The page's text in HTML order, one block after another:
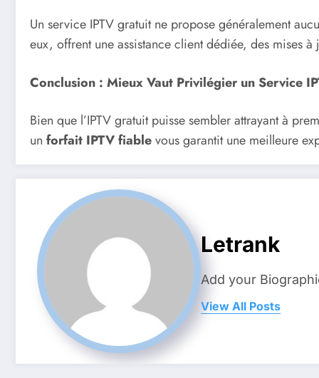
Un service IPTV gratuit ne propose généralement
eux, offrent une assistance client dédiée, des mises
Conclusion : Mieux Vaut Privilégier un Service
Bien que l’IPTV gratuit puisse sembler attrayant à
un forfait IPTV fiablevous garantit une meilleure
Letrank
Add your
View All Posts